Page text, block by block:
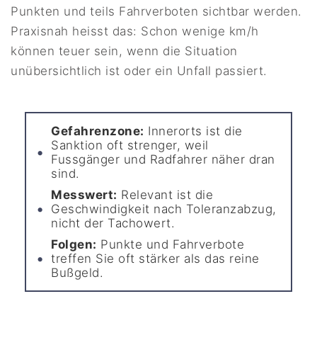
Punkten und teils Fahrverboten sichtbar werden.
Praxisnah heisst das: Schon wenige km/h
können teuer sein, wenn die Situation
unübersichtlich ist oder ein Unfall passiert.
Gefahrenzone: Innerorts ist die
Sanktion oft strenger, weil
Fussgänger und Radfahrer näher dran
sind.
Messwert: Relevant ist die
Geschwindigkeit nach Toleranzabzug,
nicht der Tachowert.
Folgen: Punkte und Fahrverbote
treffen Sie oft stärker als das reine
Bußgeld.